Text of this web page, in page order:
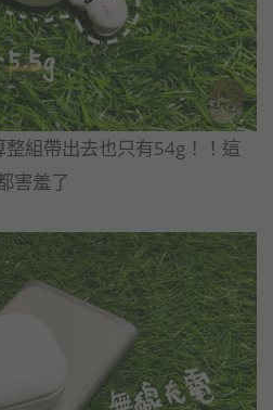
組帶出去也只有54g！！這
害羞了